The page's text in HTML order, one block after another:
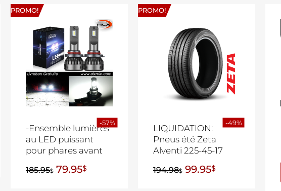
PROMO!
-Ensemble lumières
au LED puissant
pour phares avant
185.95$ 79.95$
-57%
PROMO!
LIQUIDATION:
Pneus été Zeta
Alventi 225-45-17
194.98$ 99.95$
-49%